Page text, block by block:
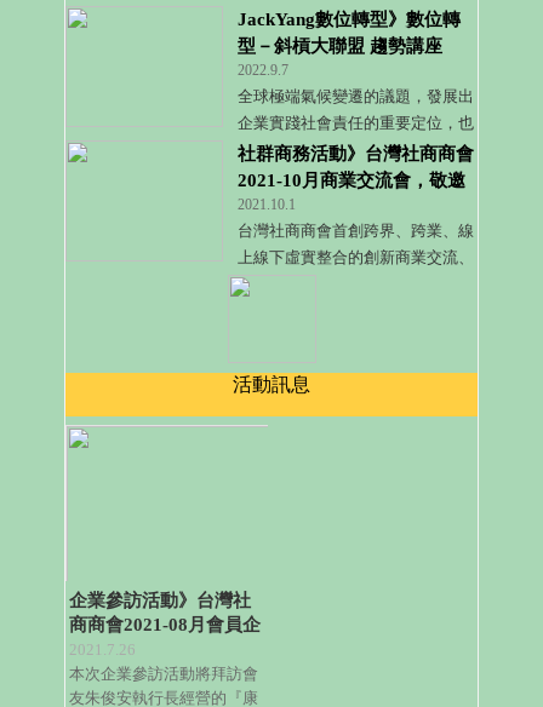
表與會訪談，除了介紹各自的專業
特色與服務之外，也分享他們在社
群商務的應用上。
JackYang數位轉型》數位轉
型－斜槓大聯盟 趨勢講座
2022.9.7
全球極端氣候變遷的議題，發展出
企業實踐社會責任的重要定位，也
因此帶動出企業面臨強化數位轉型
與資源整合的重要需求！
社群商務活動》台灣社商商會
2021-10月商業交流會，敬邀
市場產業先進蒞臨交流！
2021.10.1
台灣社商商會首創跨界、跨業、線
上線下虛實整合的創新商業交流、
資訊交流、人脈交流的商業社群人
活動訊息
企業參訪活動》台灣社
商商會2021-08月會員企
業參訪活動，開放會員
朋友報名參加！
2021.7.26
本次企業參訪活動將拜訪會
友朱俊安執行長經營的『康